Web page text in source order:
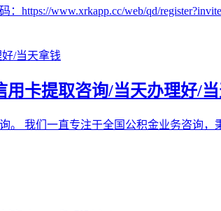
https://www.xrkapp.cc/web/qd/
卡提取咨询/当天办理好/
。 我们一直专注于全国公积金业务咨询